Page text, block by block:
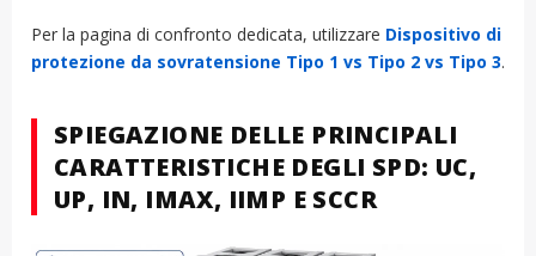
Per la pagina di confronto dedicata, utilizzare Dispositivo di
protezione da sovratensione Tipo 1 vs Tipo 2 vs Tipo 3.
SPIEGAZIONE DELLE PRINCIPALI
CARATTERISTICHE DEGLI SPD: UC,
UP, IN, IMAX, IIMP E SCCR